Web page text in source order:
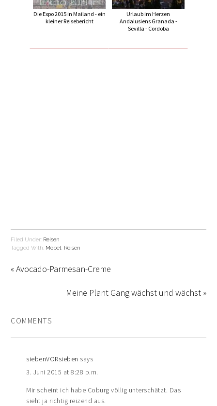
Die Expo 2015 in Mailand - ein
kleiner Reisebericht
Urlaub im Herzen
Andalusiens Granada -
Sevilla - Cordoba
Filed Under: Reisen
Tagged With: Möbel Reisen
« Avocado-Parmesan-Creme
Meine Plant Gang wächst und wächst »
COMMENTS
siebenVORsieben says
3. Juni 2015 at 8:28 p.m.
Mir scheint ich habe Coburg völlig unterschätzt. Das
sieht ja richtig reizend aus.